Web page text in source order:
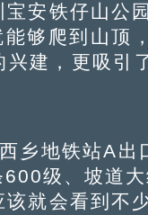
铁仔山公
够爬到山顶
建，更吸引
地铁站A出
600级、坡道
就会看到不